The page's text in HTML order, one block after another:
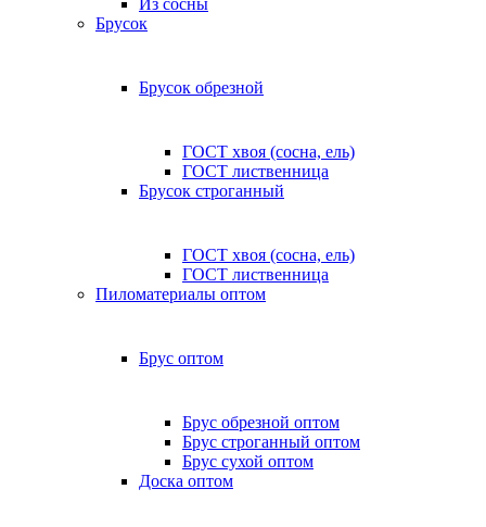
Из сосны
Брусок
Брусок обрезной
ГОСТ хвоя (сосна, ель)
ГОСТ лиственница
Брусок строганный
ГОСТ хвоя (сосна, ель)
ГОСТ лиственница
Пиломатериалы оптом
Брус оптом
Брус обрезной оптом
Брус строганный оптом
Брус сухой оптом
Доска оптом